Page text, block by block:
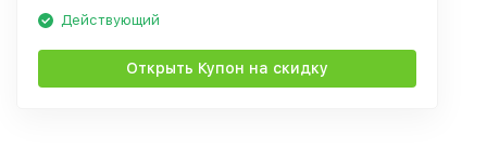
Действующий
Открыть Купон на скидку